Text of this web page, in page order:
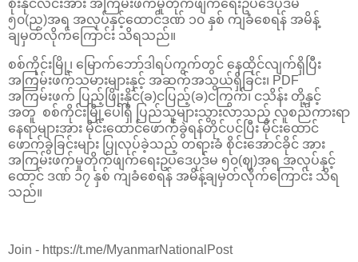
စိုးနိုင်လင်းအား အကြမ်းဖက်မှုတိုက်ဖျက်ရေးဥပဒေပုဒ်မ
၅၀(ည)အရ အလုပ်နှင့်ထောင်ဒဏ် ၁၀ နှစ် ကျခံစေရန် အမိန့်
ချမှတ်လိုက်ကြောင်း သိရသည်။
စစ်ကိုင်းမြို့၊ မြောက်ဘော်ဒါရပ်ကွက်တွင် နေထိုင်လျက်ရှိပြီး
အကြမ်းဖက်သမားများနှင့် အဆက်အသွယ်ရှိခြင်း၊ PDF
အကြမ်းဖက် ပြည့်ဖြိုးနိုင်(ခ)ငပြည့်(ခ)ငကြွက်၊ ငသိန်း တို့နှင့်
အတူ စစ်ကိုင်းမြို့ပေါ်ရှိ ပြည်သူများသွားလာသည့် လူစည်ကားရာ
နေရာများအား မိုင်းထောင်ဖောက်ခွဲရန်တိုင်ပင်ပြီး မိုင်းထောင်
ဖောက်ခွဲခြင်းများ ပြုလုပ်ခဲ့သည့် တရားခံ စိုင်းအောင်ခိုင် အား
အကြမ်းဖက်မှုတိုက်ဖျက်ရေးဥပဒေပုဒ်မ ၅၀(ဈ)အရ အလုပ်နှင့်
ထောင် ဒဏ် ၁၇ နှစ် ကျခံစေရန် အမိန့်ချမှတ်လိုက်ကြောင်း သိရ
သည်။
Join - https://t.me/MyanmarNationalPost